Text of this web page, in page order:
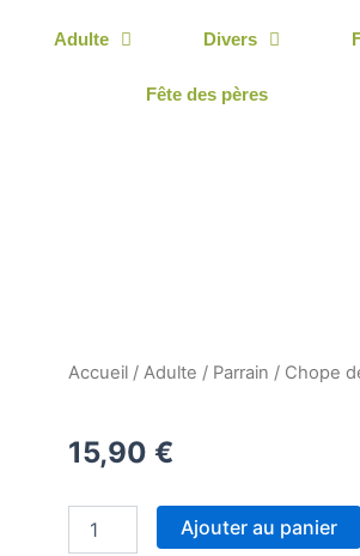
Adulte Divers
Fête des pères
Accueil / Adulte / Parrain / Chope
15,90 €
Ajouter au panier